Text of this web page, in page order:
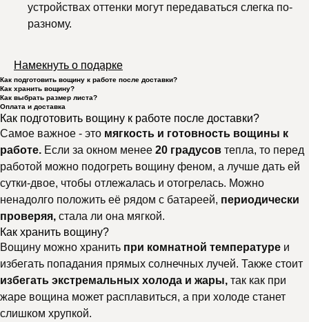
устройствах оттенки могут передаваться слегка по-
разному.
Намекнуть о подарке
Как подготовить вощину к работе после доставки?
Как хранить вощину?
Как выбрать размер листа?
Оплата и доставка
Как подготовить вощину к работе после доставки?
Самое важное - это мягкость и готовность вощины к
работе. Если за окном менее 20 градусов тепла, то перед
работой можно подогреть вощину феном, а лучше дать ей
сутки-двое, чтобы отлежалась и отогрелась. Можно
ненадолго положить её рядом с батареей, периодически
проверяя, стала ли она мягкой.
Как хранить вощину?
Вощину можно хранить при комнатной температуре и
избегать попадания прямых солнечных лучей. Также стоит
избегать экстремальных холода и жары, так как при
жаре вощина может расплавиться, а при холоде станет
слишком хрупкой.